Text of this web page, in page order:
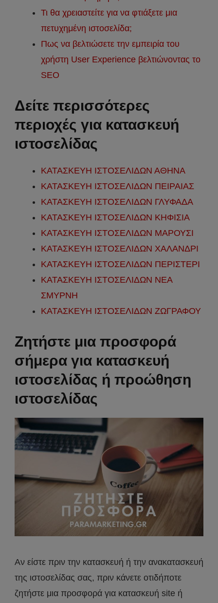
Τι θα χρειαστείτε για να φτιάξετε μια
πετυχημένη ιστοσελίδα;
Πως να βελτιώσετε την εμπειρία του
χρήστη User Experience βελτιώνοντας το
SEO
Δείτε περισσότερες
περιοχές για κατασκευή
ιστοσελίδας
ΚΑΤΑΣΚΕΥΗ ΙΣΤΟΣΕΛΙΔΩΝ ΑΘΗΝΑ
ΚΑΤΑΣΚΕΥΗ ΙΣΤΟΣΕΛΙΔΩΝ ΠΕΙΡΑΙΑΣ
ΚΑΤΑΣΚΕΥΗ ΙΣΤΟΣΕΛΙΔΩΝ ΓΛΥΦΑΔΑ
ΚΑΤΑΣΚΕΥΗ ΙΣΤΟΣΕΛΙΔΩΝ ΚΗΦΙΣΙΑ
ΚΑΤΑΣΚΕΥΗ ΙΣΤΟΣΕΛΙΔΩΝ ΜΑΡΟΥΣΙ
ΚΑΤΑΣΚΕΥΗ ΙΣΤΟΣΕΛΙΔΩΝ ΧΑΛΑΝΔΡΙ
ΚΑΤΑΣΚΕΥΗ ΙΣΤΟΣΕΛΙΔΩΝ ΠΕΡΙΣΤΕΡΙ
ΚΑΤΑΣΚΕΥΗ ΙΣΤΟΣΕΛΙΔΩΝ ΝΕΑ
ΣΜΥΡΝΗ
ΚΑΤΑΣΚΕΥΗ ΙΣΤΟΣΕΛΙΔΩΝ ΖΩΓΡΑΦΟΥ
Ζητήστε μια προσφορά
σήμερα για κατασκευή
ιστοσελίδας ή προώθηση
ιστοσελίδας
Αν είστε πριν την κατασκευή ή την ανακατασκευή
της ιστοσελίδας σας, πριν κάνετε οτιδήποτε
ζητήστε μια προσφορά για κατασκευή site ή